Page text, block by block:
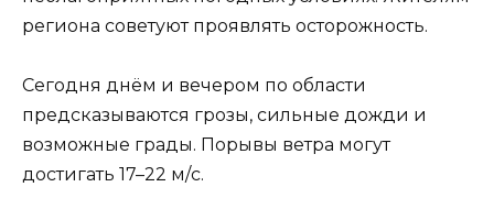
региона советуют проявлять осторожность.
Сегодня днём и вечером по области
предсказываются грозы, сильные дожди и
возможные грады. Порывы ветра могут
достигать 17–22 м/с.